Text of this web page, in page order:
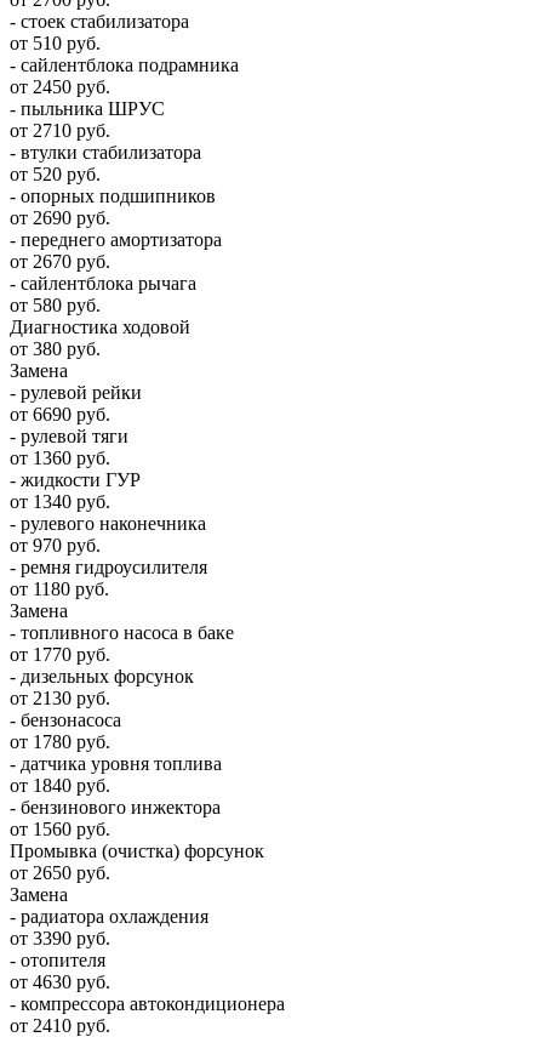
- стоек стабилизатора
от 510 руб.
- сайлентблока подрамника
от 2450 руб.
- пыльника ШРУС
от 2710 руб.
- втулки стабилизатора
от 520 руб.
- опорных подшипников
от 2690 руб.
- переднего амортизатора
от 2670 руб.
- сайлентблока рычага
от 580 руб.
Диагностика ходовой
от 380 руб.
Замена
- рулевой рейки
от 6690 руб.
- рулевой тяги
от 1360 руб.
- жидкости ГУР
от 1340 руб.
- рулевого наконечника
от 970 руб.
- ремня гидроусилителя
от 1180 руб.
Замена
- топливного насоса в баке
от 1770 руб.
- дизельных форсунок
от 2130 руб.
- бензонасоса
от 1780 руб.
- датчика уровня топлива
от 1840 руб.
- бензинового инжектора
от 1560 руб.
Промывка (очистка) форсунок
от 2650 руб.
Замена
- радиатора охлаждения
от 3390 руб.
- отопителя
от 4630 руб.
- компрессора автокондиционера
от 2410 руб.